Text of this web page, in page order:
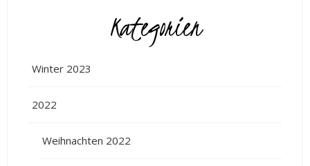
Kategorien
Winter 2023
2022
Weihnachten 2022